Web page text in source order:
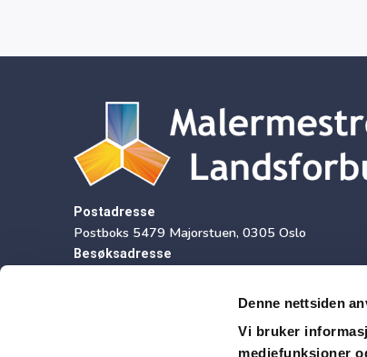
Denne nettsiden
Vi bruker
mediefunksjoner
Postadresse
Postboks 5479 Majorstuen, 0305 Oslo
Besøksadresse